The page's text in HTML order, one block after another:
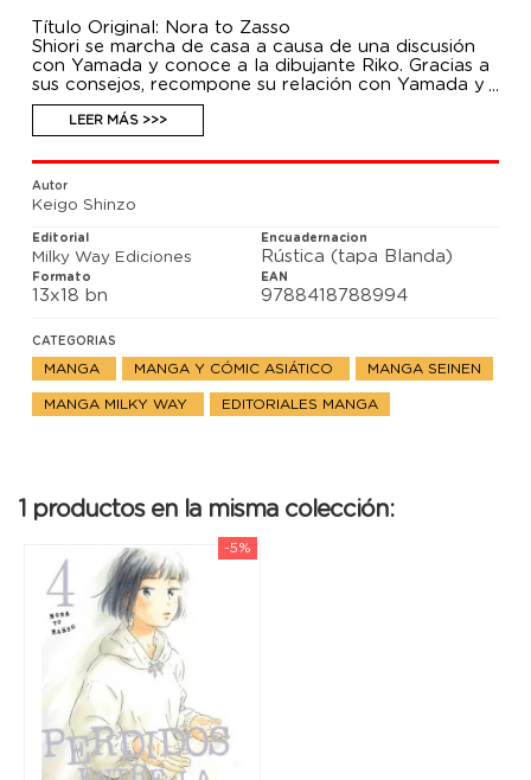
Título Original: Nora to Zasso
Shiori se marcha de casa a causa de una discusión
con Yamada y conoce a la dibujante Riko. Gracias a
sus consejos, recompone su relación con Yamada y
juntos pasan unos días tranquilos como padre e hija.
Además, ahora que ha aceptado su talento para el
dibujo, Shiori entra en el club de arte del instituto y
empieza a plantearse su futuro...
LEER MÁS >>>
Autor
Keigo Shinzo
Editorial
Milky Way Ediciones
Encuadernacion
Rústica (tapa Blanda)
Formato
13x18 bn
EAN
9788418788994
CATEGORIAS
MANGA MANGA Y CÓMIC ASIÁTICO MANGA SEINEN
MANGA MILKY WAY EDITORIALES MANGA
1 productos en la misma colección:
-5%